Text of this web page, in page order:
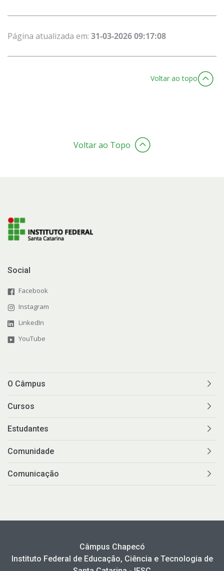
Página atualizada em: 31-03-2026 09:17:08
Voltar ao topo
Voltar ao Topo
Social
Facebook
Instagram
LinkedIn
YouTube
O Câmpus
Cursos
Estudantes
Comunidade
Comunicação
Câmpus Chapecó
Instituto Federal de Educação, Ciência e Tecnologia de